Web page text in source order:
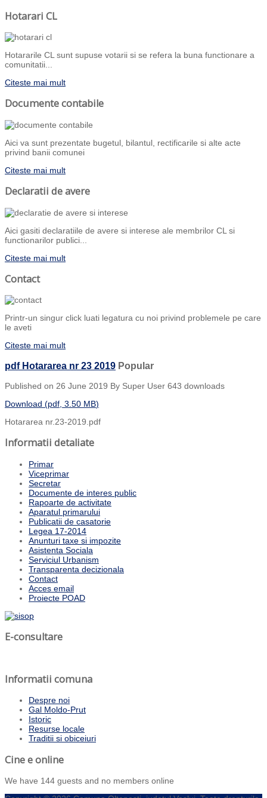
Hotarari CL
Hotararile CL sunt supuse votarii si se refera la buna functionare a
comunitatii...
Citeste mai mult
Documente contabile
Aici va sunt prezentate bugetul, bilantul, rectificarile si alte acte
privind banii comunei
Citeste mai mult
Declaratii de avere
Aici gasiti declaratiile de avere si interese ale membrilor CL si
functionarilor publici...
Citeste mai mult
Contact
Printr-un singur click luati legatura cu noi privind problemele pe care
le aveti
Citeste mai mult
pdf Hotararea nr 23 2019 Popular
Published on 26 June 2019 By Super User 643 downloads
Download (pdf, 3.50 MB)
Hotararea nr.23-2019.pdf
Informatii detaliate
Primar
Viceprimar
Secretar
Documente de interes public
Rapoarte de activitate
Aparatul primarului
Publicatii de casatorie
Legea 17-2014
Anunturi taxe si impozite
Asistenta Sociala
Serviciul Urbanism
Transparenta decizionala
Contact
Acces email
Proiecte POAD
E-consultare
Informatii comuna
Despre noi
Gal Moldo-Prut
Istoric
Resurse locale
Traditii si obiceiuri
Cine e online
We have 144 guests and no members online